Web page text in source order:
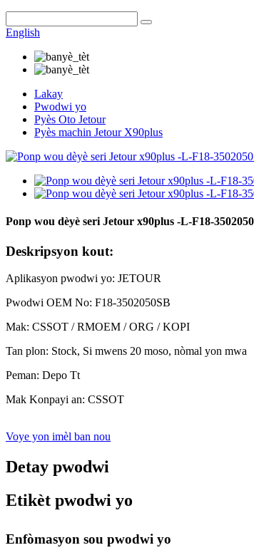
English
Lakay
Pwodwi yo
Pyès Oto Jetour
Pyès machin Jetour X90plus
Ponp wou dèyè seri Jetour x90plus -L-F18-
Deskripsyon kout:
Aplikasyon pwodwi yo: JETOUR
Pwodwi OEM No: F18-3502050SB
Mak: CSSOT / RMOEM / ORG / KOPI
Tan plon: Stock, Si mwens 20 moso, nòmal yon mwa
Peman: Depo Tt
Mak Konpayi an: CSSOT
Voye yon imèl ban nou
Detay pwodwi
Etikèt pwodwi yo
Enfòmasyon sou pwodwi yo